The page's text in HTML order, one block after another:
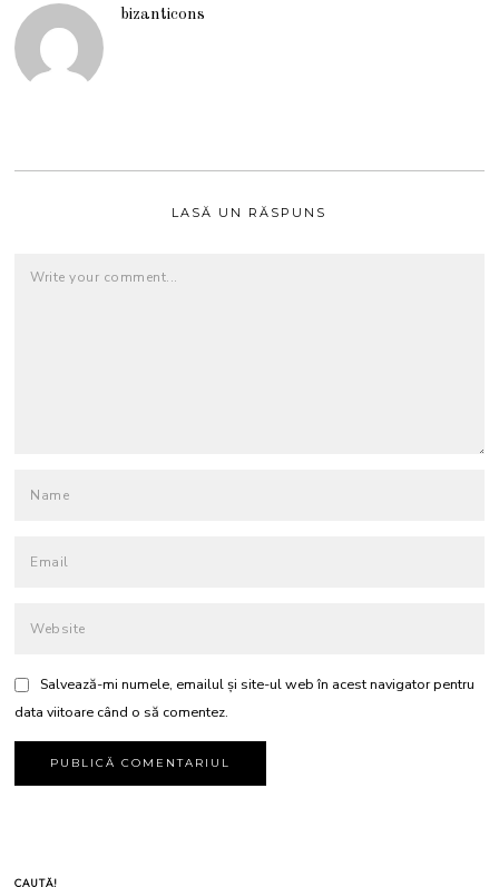
bizanticons
LASĂ UN RĂSPUNS
Salvează-mi numele, emailul și site-ul web în acest navigator pentru
data viitoare când o să comentez.
CAUTĂ!